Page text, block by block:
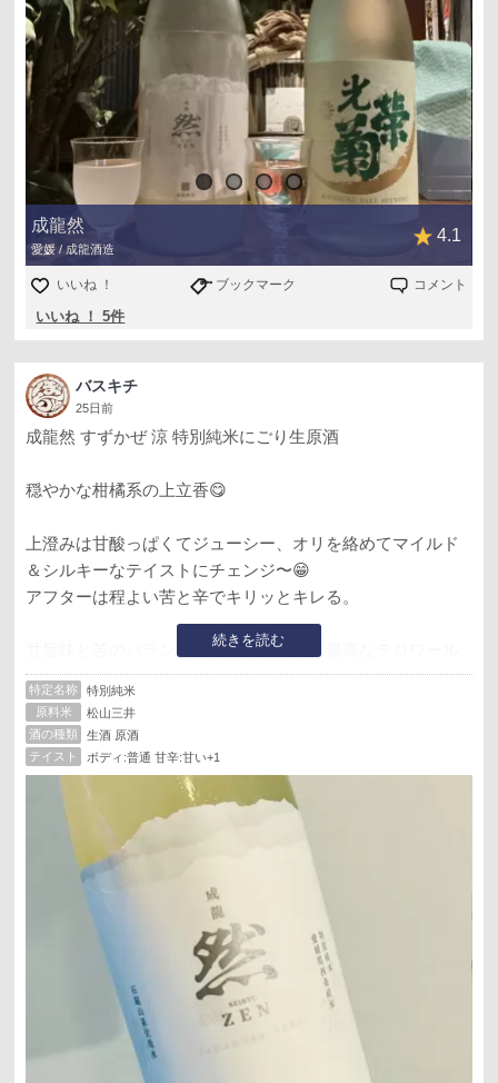
成龍然
愛媛 / 成龍酒造
4.1
いいね ！ ブックマーク コメント
いいね ！ 5件
バスキチ
25日前
続きを読む
成龍然 すずかぜ 涼 特別純米にごり生原酒
穏やかな柑橘系の上立香😋
上澄みは甘酸っぱくてジューシー、オリを絡めてマイルド
＆シルキーなテイストにチェンジ〜😁
アフターは程よい苦と辛でキリッとキレる。
甘旨味と苦のバランスが暑い夏の夜には最高なテロワール
純米〜🤣
特定名称
特別純米
原料米
松山三井
酒の種類
生酒 原酒
テイスト
ボディ:普通 甘辛:甘い+1